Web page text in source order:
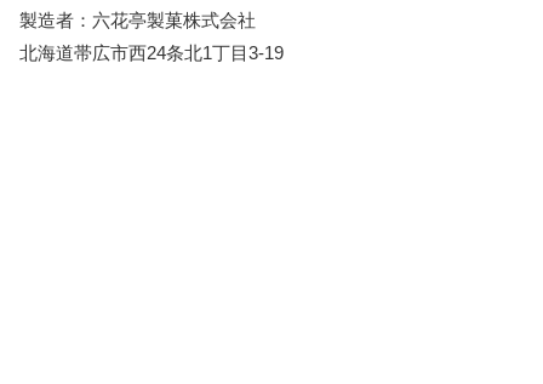
製造者：六花亭製菓株式会社
北海道帯広市西24条北1丁目3-19